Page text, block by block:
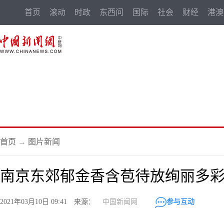
首页 滚动 时政 东西问 国际 社会 财经 港澳
首页 → 图片新闻
南京东郊郁金香含苞待放绚丽多
2021年03月10日 09:41 来源： 中国新闻网 参与互动